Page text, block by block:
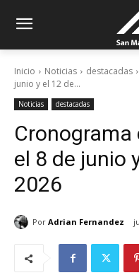
Inicio Noticias destacadas
junio y el 12 de...
Noticias destacadas
el 8 de junio
2026
Por Adrian Fernandez